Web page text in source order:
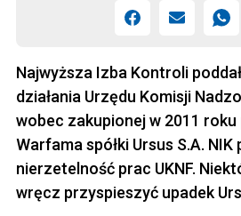
Najwyższa Izba Kontroli
działania Urzędu Komisji
wobec zakupionej w 2011
Warfama spółki Ursus S.A. NIK
nierzetelność prac UKNF.
wręcz przyspieszyć upadek